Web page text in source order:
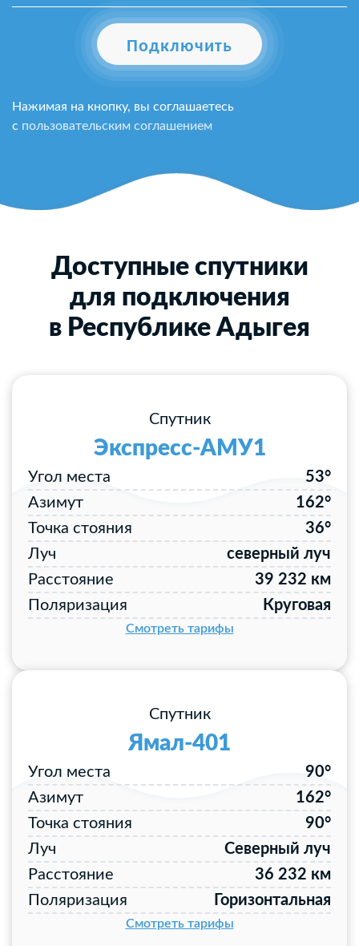
Подключить
Нажимая на кнопку, вы соглашаетесь
с пользовательским соглашением
Доступные спутники
для подключения
в Республике Адыгея
Спутник
Экспресс-АМУ1
Угол места
53°
Азимут
162°
Точка стояния
36°
Луч
северный луч
Расстояние
39 232 км
Поляризация
Круговая
Смотреть тарифы
Спутник
Ямал-401
Угол места
90°
Азимут
162°
Точка стояния
90°
Луч
Северный луч
Расстояние
36 232 км
Поляризация
Горизонтальная
Смотреть тарифы